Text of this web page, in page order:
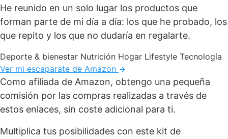
He reunido en un solo lugar los productos que
forman parte de mi día a día: los que he probado, los
que repito y los que no dudaría en regalarte.
Deporte & bienestar Nutrición Hogar Lifestyle Tecnología
Ver mi escaparate de Amazon
Como afiliada de Amazon, obtengo una pequeña
comisión por las compras realizadas a través de
estos enlaces, sin coste adicional para ti.
Multiplica tus posibilidades con este kit de